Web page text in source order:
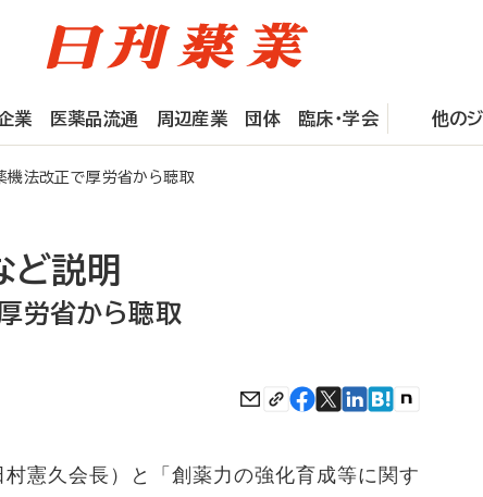
業 医薬品流通 周辺産業 団体 臨床・学会 他の
法改正で厚労省から聴取
説明
労省から聴取
憲久会長）と「創薬力の強化育成等に関す